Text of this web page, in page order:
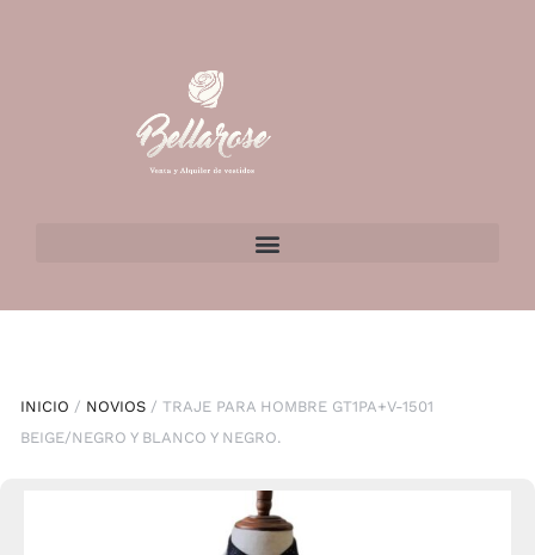
INICIO / NOVIOS / TRAJE PARA HOMBRE GT1PA+V-1501
BEIGE/NEGRO Y BLANCO Y NEGRO.